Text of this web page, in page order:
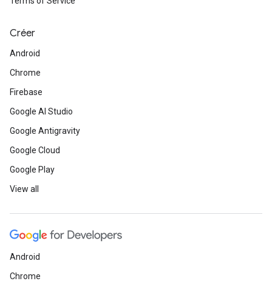
Créer
Android
Chrome
Firebase
Google AI Studio
Google Antigravity
Google Cloud
Google Play
View all
Android
Chrome